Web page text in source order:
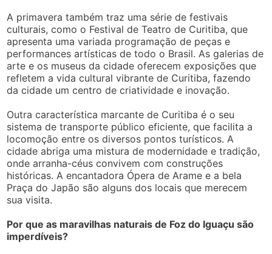
A primavera também traz uma série de festivais
culturais, como o Festival de Teatro de Curitiba, que
apresenta uma variada programação de peças e
performances artísticas de todo o Brasil. As galerias de
arte e os museus da cidade oferecem exposições que
refletem a vida cultural vibrante de Curitiba, fazendo
da cidade um centro de criatividade e inovação.
Outra característica marcante de Curitiba é o seu
sistema de transporte público eficiente, que facilita a
locomoção entre os diversos pontos turísticos. A
cidade abriga uma mistura de modernidade e tradição,
onde arranha-céus convivem com construções
históricas. A encantadora Ópera de Arame e a bela
Praça do Japão são alguns dos locais que merecem
sua visita.
Por que as maravilhas naturais de Foz do Iguaçu são
imperdíveis?